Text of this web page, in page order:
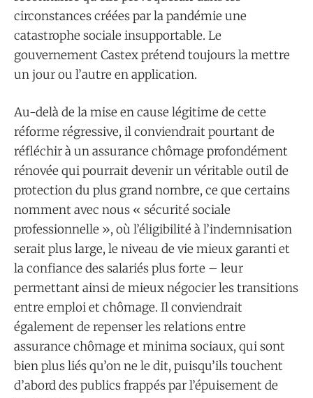
circonstances créées par la pandémie une
catastrophe sociale insupportable. Le
gouvernement Castex prétend toujours la mettre
un jour ou l’autre en application.
Au-delà de la mise en cause légitime de cette
réforme régressive, il conviendrait pourtant de
réfléchir à un assurance chômage profondément
rénovée qui pourrait devenir un véritable outil de
protection du plus grand nombre, ce que certains
nomment avec nous « sécurité sociale
professionnelle », où l’éligibilité à l’indemnisation
serait plus large, le niveau de vie mieux garanti et
la confiance des salariés plus forte – leur
permettant ainsi de mieux négocier les transitions
entre emploi et chômage. Il conviendrait
également de repenser les relations entre
assurance chômage et minima sociaux, qui sont
bien plus liés qu’on ne le dit, puisqu’ils touchent
d’abord des publics frappés par l’épuisement de